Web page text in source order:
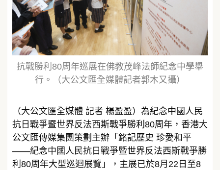
抗戰勝利80周年巡展在佛教茂峰法師紀念中學舉
行。（大公文匯全媒體記者郭木又攝）
（大公文匯全媒體 記者 楊盈盈）為紀念中國人民
抗日戰爭暨世界反法西斯戰爭勝利80周年，香港大
公文匯傳媒集團策劃主辦「銘記歷史 珍愛和平
——紀念中國人民抗日戰爭暨世界反法西斯戰爭勝
利80周年大型巡迴展覽」，主展已於8月22日至8